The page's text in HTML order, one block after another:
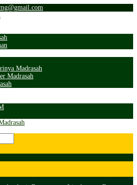
Madrasah
Madrasah